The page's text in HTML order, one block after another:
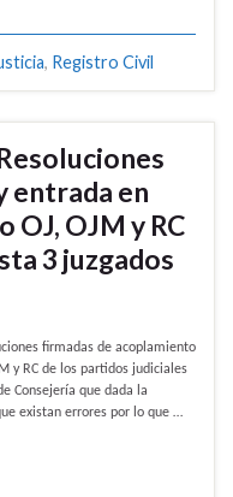
, Registro Civil
entrada en
OJM y RC
3 juzgados
firmadas de acoplamiento
y RC de los partidos judiciales
Consejería que dada la
existan errores por lo que …